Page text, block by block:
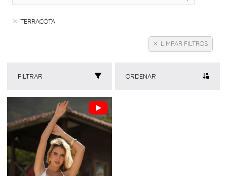
TERRACOTA
LIMPAR FILTROS
FILTRAR ORDENAR